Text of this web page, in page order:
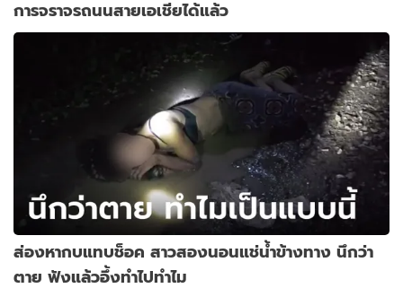
การจราจรถนนสายเอเชียได้แล้ว
ส่องหากบแทบช็อค สาวสองนอนแช่น้ำข้างทาง นึกว่า
ตาย ฟังแล้วอึ้งทำไปทำไม